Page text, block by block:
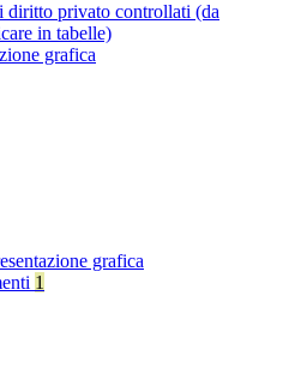
diritto privato controllati (da
in tabelle)
grafica
grafica
1